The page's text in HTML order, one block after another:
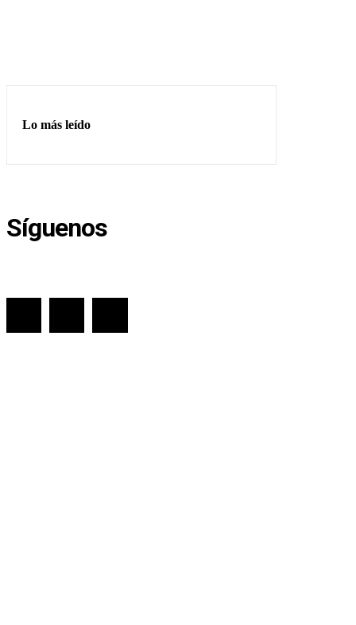
Lo más leído
Síguenos